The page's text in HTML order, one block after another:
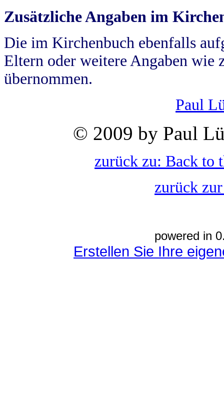
Zusätzliche Angaben im
Die im Kirchenbuch ebenfalls
Eltern oder weitere Angaben wie
übernommen.
Paul
© 2009 by Paul
zurück zu: Back to
zurück
powered in
Erstellen Sie Ihre